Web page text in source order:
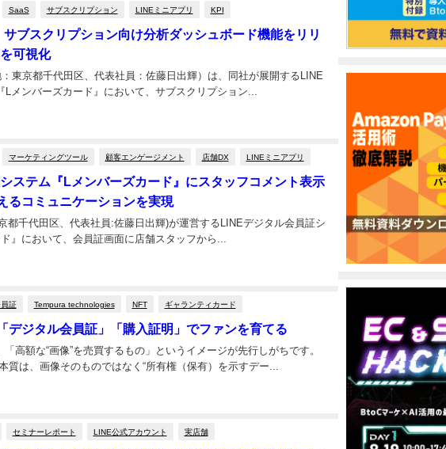
SaaS サブスクリプション LINEミニアプリ KPI
サブスクリプション向け分析ダッシュボード機能をリリ
可視化
東京都千代田区、代表社員：佐藤日出輝）は、同社が展開するLINE
メンバーズカード』において、サブスクリプション...
マーケティングツール 顧客エンゲージメント 店舗DX LINEミニアプリ
ステム『Lメンバーズカード』にスタッフコメント表示
るコミュニケーションを実現
都千代田区、代表社員:佐藤日出輝)が運営するLINEデジタル会員証シ
』において、会員証画面に店舗スタッフから...
証 Tempura technologies NFT ギャランティカード
デジタル会員証」「購入証明」でファンを育てる
高額な“画像”を売買するもの」というイメージが先行しがちです。
質は、画像そのものではなく“所有権（保有）を示すデー...
セミナーレポート LINE公式アカウント 実店舗